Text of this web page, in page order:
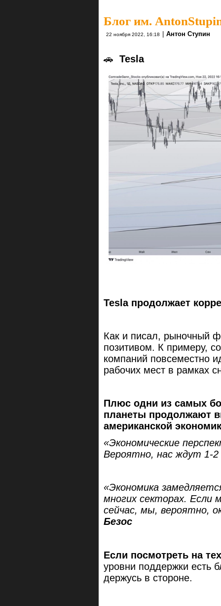
Блог им.
22 ноября 2022, 16:18 Антон Ступин
🚗 Tesla
Tesla продолжает
Как и писал, рыночный
позитивом. К примеру,
компаний повсеместно
рабочих мест в рамках
Плюс одни из самых
планеты продолжают
американской
«Экономические
Вероятно, нас ждут 1-2
«Экономика
многих секторах. Если
сейчас, мы, вероятно,
Безос
Если посмотреть на
уровни поддержки есть
держусь в стороне.